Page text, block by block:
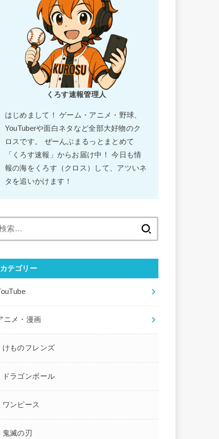
くろす速報管理人
はじめまして！ ゲーム・アニメ・野球、
YouTuberや面白ネタなど全部大好物のク
ロスです。 ぜーんぶまるっとまとめて
「くろす速報」からお届け中！ 今日も情
報の海をくろす（クロス）して、アツいネ
タを追いかけます！
カテゴリー
ニメ・漫画
けものフレンズ
ドラゴンボール
ワンピース
鬼滅の刃